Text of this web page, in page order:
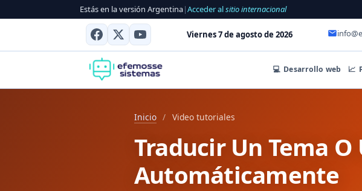
Estás en la versión Argentina|Acceder alsitio internacional
Viernes 7 de agosto de 2026
💻 Desarrollo web 📈
Inicio / Video tutoriales
Traducir Un Tema
Automáticamente